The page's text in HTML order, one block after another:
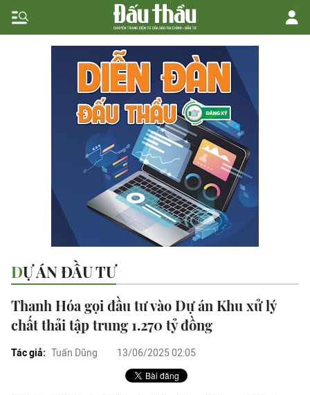
DỰ ÁN ĐẦU TƯ
Thanh Hóa gọi đầu tư vào Dự án Khu xử lý
chất thải tập trung 1.270 tỷ đồng
Tác giả: Tuấn Dũng 13/06/2025 02:05